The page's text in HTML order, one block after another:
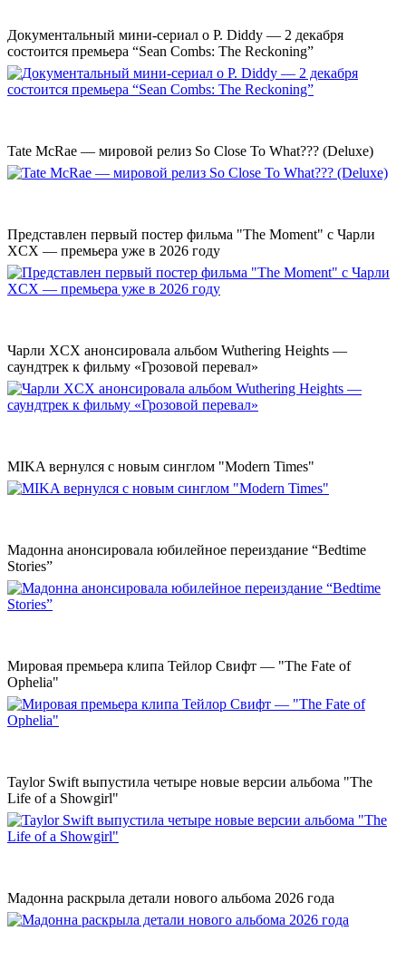
Документальный мини-сериал о P. Diddy — 2 декабря
состоится премьера “Sean Combs: The Reckoning”
Tate McRae — мировой релиз So Close To What??? (Deluxe)
Представлен первый постер фильма "The Moment" с Чарли
XCX — премьера уже в 2026 году
Чарли XCX анонсировала альбом Wuthering Heights —
саундтрек к фильму «Грозовой перевал»
MIKA вернулся с новым синглом "Modern Times"
Мадонна анонсировала юбилейное переиздание “Bedtime
Stories”
Мировая премьера клипа Тейлор Свифт — "The Fate of
Ophelia"
Taylor Swift выпустила четыре новые версии альбома "The
Life of a Showgirl"
Мадонна раскрыла детали нового альбома 2026 года